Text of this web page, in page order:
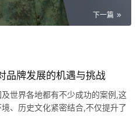
下一篇
品牌发展的机遇与挑战
世界各地都有不少成功的案例,这
、历史文化紧密结合,不仅提升了